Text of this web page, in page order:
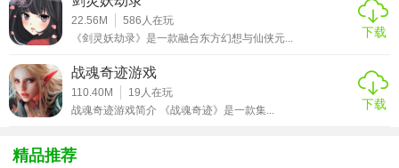
1. 装备全靠打，一个小怪三个终极，轻松升级无障碍，刀刀
切割带加速，极其流畅的操作手法。
2. 上线就有免费福利，还能自动挂机打怪，满屏光柱超级华
丽的特效呈现，散人超友好。
3. 实力达到一定水平后，可以组建自己的帮会，邀请朋友和
兄弟加入。
【游戏点评】
22.56M 586 人在玩
《剑灵妖劫录》是一款融合东方幻想与仙侠元...
下载
战魂奇迹游戏
110.40M 19 人在玩
战魂奇迹游戏简介 《战魂奇迹》是一款集...
下载
精品推荐